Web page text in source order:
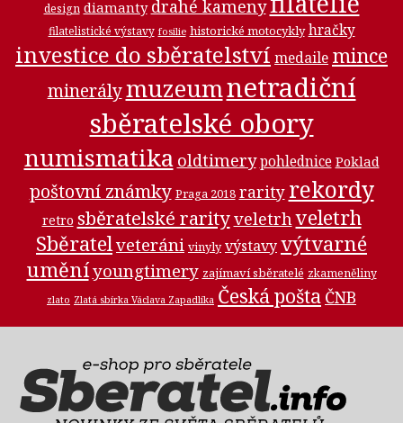
design diamanty drahé kameny
filatelistické výstavy fosilie historické motocykly hračky
investice do sběratelství medaile mince
minerálymuzeumnetradiční
sběratelské obory
numismatika oldtimery pohlednice Poklad
poštovní známky Praga 2018 rarity rekordy
retro sběratelské rarityveletrhveletrh
Sběratelveteráni vinyly výstavyvýtvarné
uměníyoungtimery zajímaví sběratelé zkameněliny
zlato Zlatá sbírka Václava Zapadlíka Česká pošta ČNB